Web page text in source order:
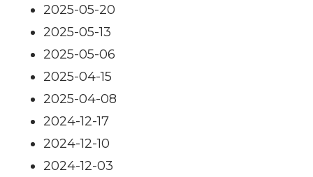
2025-05-20
2025-05-13
2025-05-06
2025-04-15
2025-04-08
2024-12-17
2024-12-10
2024-12-03